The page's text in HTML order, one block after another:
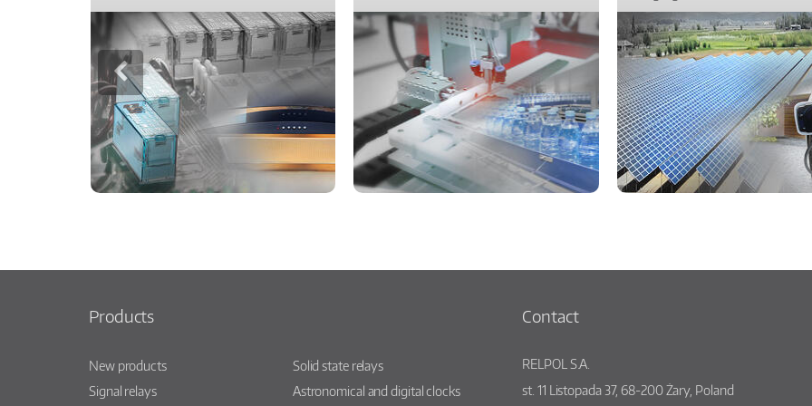
Products
New products
Signal relays
Solid state relays
Astronomical and digital clocks
Contact
RELPOL S.A.
st. 11 Listopada 37,68-200Żary, Poland